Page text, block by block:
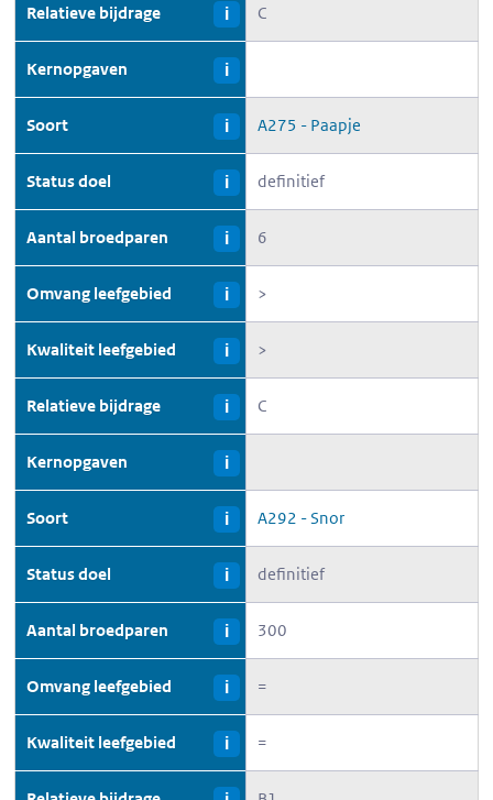
Relatieve bijdrage i C
Kernopgaven i
Soort i A275 - Paapje
Status doel i definitief
Aantal broedparen i 6
Omvang leefgebied i >
Kwaliteit leefgebied i >
Relatieve bijdrage i C
Kernopgaven i
Soort i A292 - Snor
Status doel i definitief
Aantal broedparen i 300
Omvang leefgebied i =
Kwaliteit leefgebied i =